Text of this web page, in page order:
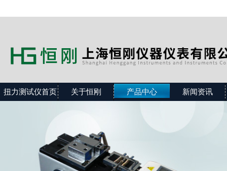
扭力测试仪首页 关于恒刚 产品中心 新闻资讯